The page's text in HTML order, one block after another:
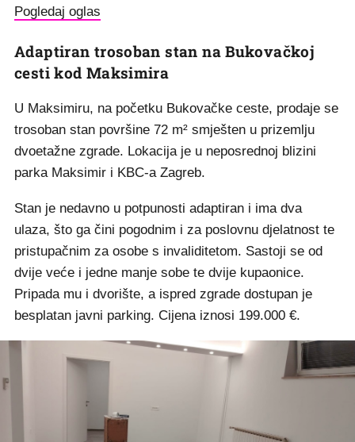
Pogledaj oglas
Adaptiran trosoban stan na Bukovačkoj
cesti kod Maksimira
U Maksimiru, na početku Bukovačke ceste, prodaje se
trosoban stan površine 72 m² smješten u prizemlju
dvoetažne zgrade. Lokacija je u neposrednoj blizini
parka Maksimir i KBC-a Zagreb.
Stan je nedavno u potpunosti adaptiran i ima dva
ulaza, što ga čini pogodnim i za poslovnu djelatnost te
pristupačnim za osobe s invaliditetom. Sastoji se od
dvije veće i jedne manje sobe te dvije kupaonice.
Pripada mu i dvorište, a ispred zgrade dostupan je
besplatan javni parking. Cijena iznosi 199.000 €.